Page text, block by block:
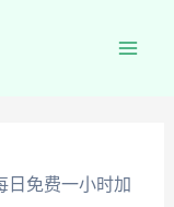
日免费一小时加